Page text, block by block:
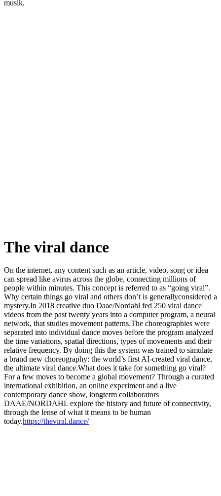
musik.
The viral dance
On the internet, any content such as an article, video, song or idea
can spread like avirus across the globe, connecting millions of
people within minutes. This concept is referred to as “going viral”.
Why certain things go viral and others don’t is generallyconsidered a
mystery.In 2018 creative duo Daae/Nordahl fed 250 viral dance
videos from the past twenty years into a computer program, a neural
network, that studies movement patterns.The choreographies were
separated into individual dance moves before the program analyzed
the time variations, spatial directions, types of movements and their
relative frequency. By doing this the system was trained to simulate
a brand new choreography: the world’s first AI-created viral dance,
the ultimate viral dance.What does it take for something go viral?
For a few moves to become a global movement? Through a curated
international exhibition, an online experiment and a live
contemporary dance show, longterm collaborators
DAAE/NORDAHL explore the history and future of connectivity,
through the lense of what it means to be human
today.https://theviral.dance/